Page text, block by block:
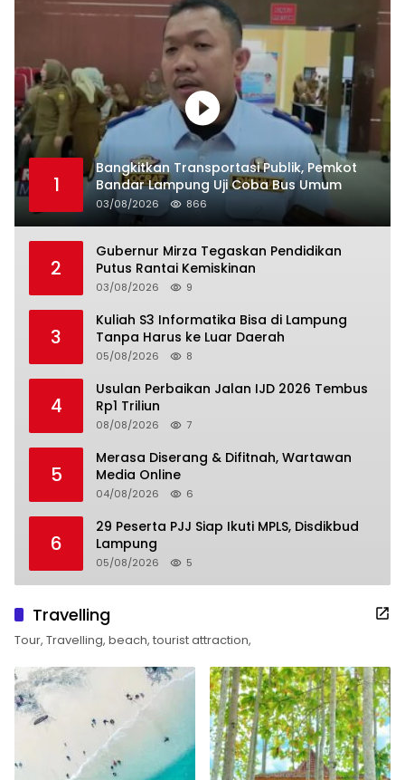
1
Bangkitkan Transportasi Publik, Pemkot
Bandar Lampung Uji Coba Bus Umum
03/08/2026 866
2
Gubernur Mirza Tegaskan Pendidikan
Putus Rantai Kemiskinan
03/08/2026 9
3
Kuliah S3 Informatika Bisa di Lampung
Tanpa Harus ke Luar Daerah
05/08/2026 8
4
Usulan Perbaikan Jalan IJD 2026 Tembus
Rp1 Triliun
08/08/2026 7
5
Merasa Diserang & Difitnah, Wartawan
Media Online
04/08/2026 6
6
29 Peserta PJJ Siap Ikuti MPLS, Disdikbud
Lampung
05/08/2026 5
Travelling
Tour, Travelling, beach, tourist attraction,